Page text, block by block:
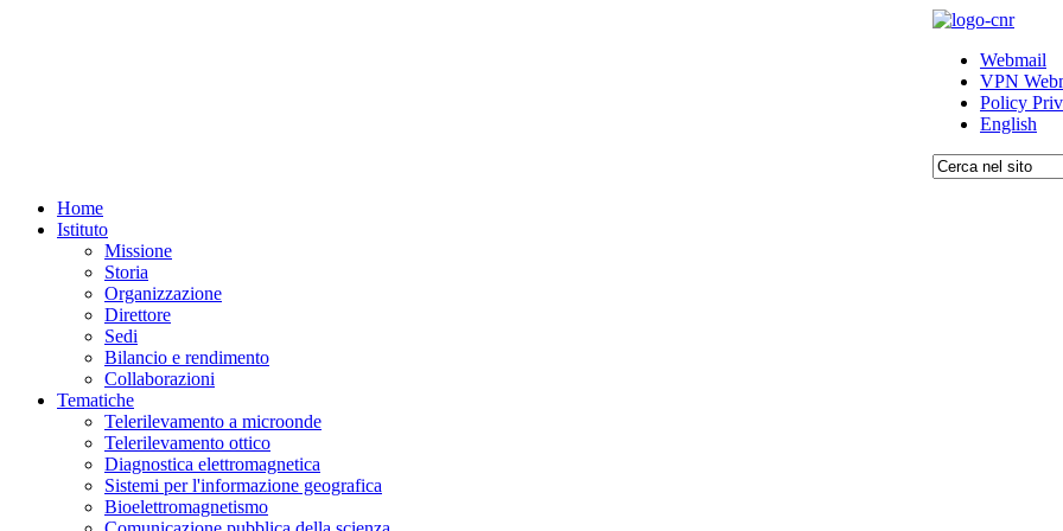
Webmail
VPN
Policy
English
Home
Istituto
Missione
Storia
Organizzazione
Direttore
Sedi
Bilancio e rendimento
Collaborazioni
Tematiche
Telerilevamento a microonde
Telerilevamento ottico
Diagnostica elettromagnetica
Sistemi per l'informazione geografica
Bioelettromagnetismo